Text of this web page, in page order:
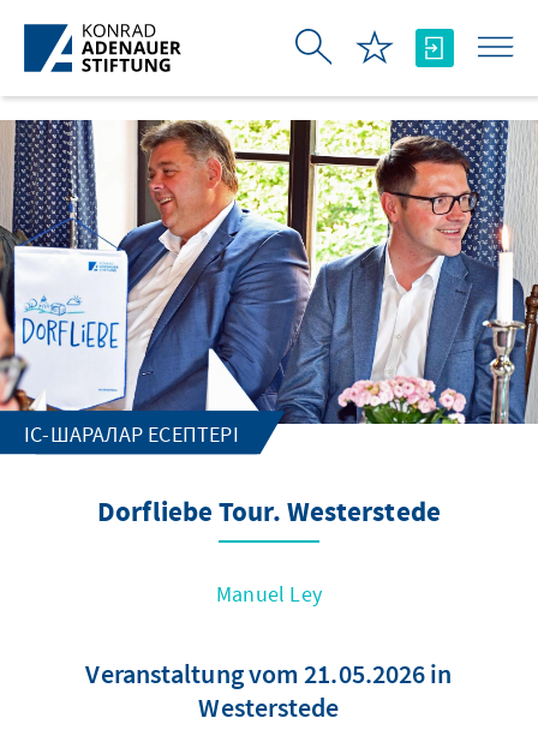
Skip to Main Content
ІС-ШАРАЛАР ЕСЕПТЕРІ
Dorfliebe Tour. Westerstede
Manuel Ley
Veranstaltung vom 21.05.2026 in
Westerstede